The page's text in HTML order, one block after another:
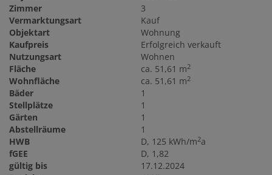
Zimmer
3
Vermarktungsart
Kauf
Objektart
Wohnung
Kaufpreis
Erfolgreich verkauft
Nutzungsart
Wohnen
Fläche
ca. 51,61 m2
Wohnfläche ca. 51,61 m2
Bäder
1
Stellplätze
1
Gärten
1
Abstellräume
1
HWB
D, 125 kWh/m2a
fGEE
D, 1,82
gültig bis
17.12.2024